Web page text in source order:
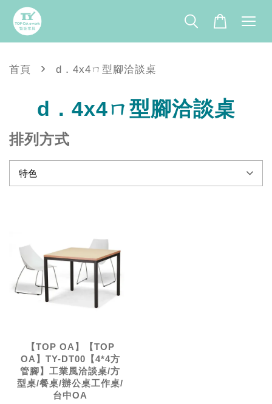
首頁 › d．4x4ㄇ型腳洽談桌
d．4x4ㄇ型腳洽談桌
排列方式
【TOP OA】【TOP
OA】TY-DT00【4*4方
管腳】工業風洽談桌/方
型桌/餐桌/辦公桌工作桌/
台中OA